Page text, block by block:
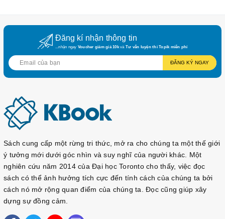
khách hàng sẽ luôn được đảm bảo một trải
nghiệm mua sắm và học tập tốt nhất.
Đăng kí nhận thông tin
...nhận ngay Voucher giảm giá 10kvà Tư vấn luyện thi Topik miễn phí
ĐĂNG KÝ NGAY
Sách cung cấp một rừng tri thức, mở ra cho chúng ta một thế giới
ý tưởng mới dưới góc nhìn và suy nghĩ của người khác. Một
nghiên cứu năm 2014 của Đại học Toronto cho thấy, việc đọc
sách có thể ảnh hưởng tích cực đến tính cách của chúng ta bởi
cách nó mở rộng quan điểm của chúng ta. Đọc cũng giúp xây
dựng sự đồng cảm.